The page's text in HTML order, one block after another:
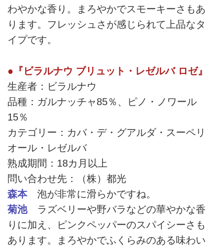
わやかな香り。まろやかでスモーキーさもあ
ります。フレッシュさが感じられて上品なタ
イプです。
●『ビラルナウ ブリュット・レゼルバ ロゼ』
生産者：ビラルナウ
品種：ガルナッチャ85％、ピノ・ノワール
15％
カテゴリー：カバ・デ・グアルダ・スーペリ
オール・レゼルバ
熟成期間：18カ月以上
問い合わせ先：（株）都光
森本泡が非常に滑らかですね。
菊池ラズベリーや野バラなどの華やかな香
りに加え、ピンクペッパーのスパイシーさも
あります。まろやかでふくらみのある味わい